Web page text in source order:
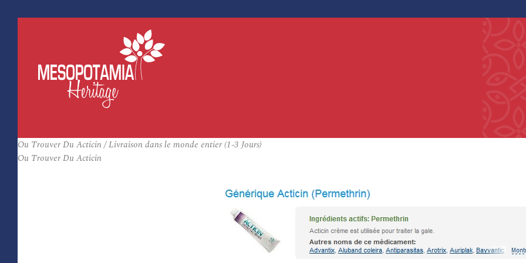
Ou Trouver Du Acticin / Livraison dans le monde entier (1-3 Jours)
Ou Trouver Du Acticin